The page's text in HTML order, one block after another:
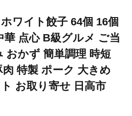
ワイト餃子 64個 16個
華 点心 B級グルメ ご当
おかず 簡単調理 時短
肉 特製 ポーク 大きめ
お取り寄せ 日高市